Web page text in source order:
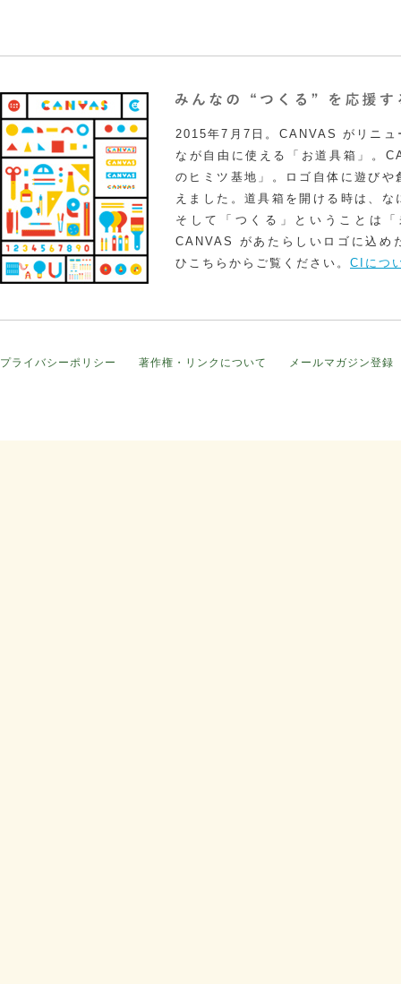
2015年7月7日。CANVAS がリニュ
なが自由に使える「お道具箱」。
のヒミツ基地」。ロゴ自体に遊び
えました。道具箱を開ける時は、
そして「つくる」ということは
CANVAS があたらしいロゴに込め
ひこちらからご覧ください。 CIにつ
プライバシーポリシー 著作権・リンクについて メールマガジン登録